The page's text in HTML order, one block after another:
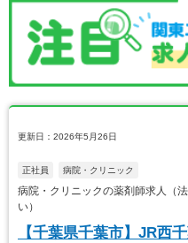
更新日：2026年5月26日
正社員 病院・クリニック
病院・クリニックの薬剤師求人
い）
【千葉県千葉市】JR西